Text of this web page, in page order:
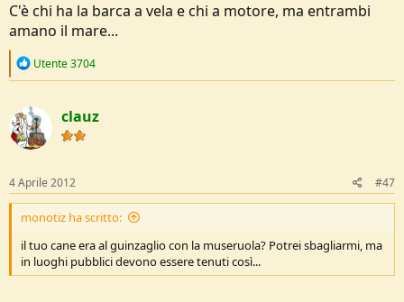
C'è chi ha la barca a vela e chi a motore, ma entrambi
amano il mare...
R
c
t
i
o
s
:
Utente 3704
clauz
4 Aprile 2012 #47
monotiz ha scritto:
il tuo cane era al guinzaglio con la museruola? Potrei sbagliarmi, ma
in luoghi pubblici devono essere tenuti così...